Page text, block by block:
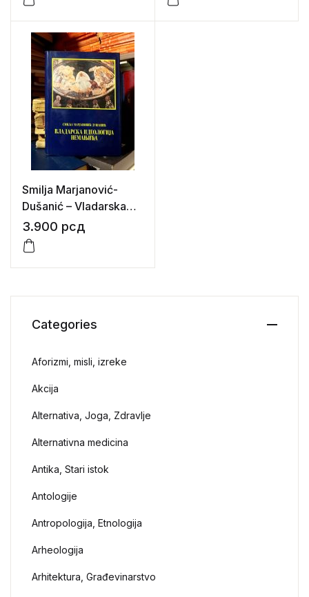
Smilja Marjanović-
Dušanić – Vladarska
ideologija Nemanjića
3.900 рсд
Categories
Aforizmi, misli, izreke
Akcija
Alternativa, Joga, Zdravlje
Alternativna medicina
Antika, Stari istok
Antologije
Antropologija, Etnologija
Arheologija
Arhitektura, Građevinarstvo